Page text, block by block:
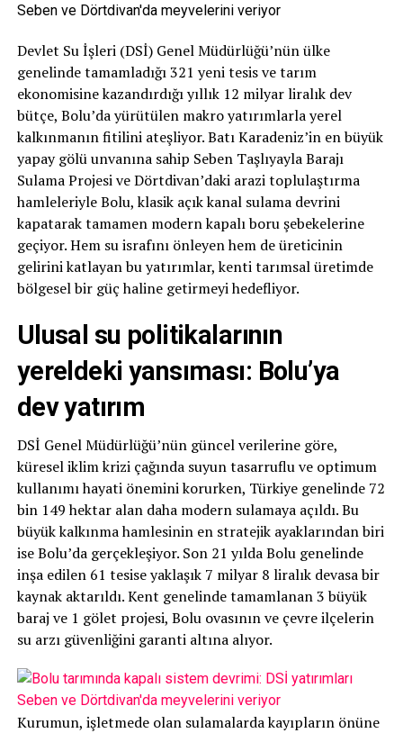
Devlet Su İşleri (DSİ) Genel Müdürlüğü’nün ülke
genelinde tamamladığı 321 yeni tesis ve tarım
ekonomisine kazandırdığı yıllık 12 milyar liralık dev
bütçe, Bolu’da yürütülen makro yatırımlarla yerel
kalkınmanın fitilini ateşliyor. Batı Karadeniz’in en büyük
yapay gölü unvanına sahip Seben Taşlıyayla Barajı
Sulama Projesi ve Dörtdivan’daki arazi toplulaştırma
hamleleriyle Bolu, klasik açık kanal sulama devrini
kapatarak tamamen modern kapalı boru şebekelerine
geçiyor. Hem su israfını önleyen hem de üreticinin
gelirini katlayan bu yatırımlar, kenti tarımsal üretimde
bölgesel bir güç haline getirmeyi hedefliyor.
Ulusal su politikalarının
yereldeki yansıması: Bolu’ya
dev yatırım
DSİ Genel Müdürlüğü’nün güncel verilerine göre,
küresel iklim krizi çağında suyun tasarruflu ve optimum
kullanımı hayati önemini korurken, Türkiye genelinde 72
bin 149 hektar alan daha modern sulamaya açıldı. Bu
büyük kalkınma hamlesinin en stratejik ayaklarından biri
ise Bolu’da gerçekleşiyor. Son 21 yılda Bolu genelinde
inşa edilen 61 tesise yaklaşık 7 milyar 8 liralık devasa bir
kaynak aktarıldı. Kent genelinde tamamlanan 3 büyük
baraj ve 1 gölet projesi, Bolu ovasının ve çevre ilçelerin
su arzı güvenliğini garanti altına alıyor.
Kurumun, işletmede olan sulamalarda kayıpların önüne